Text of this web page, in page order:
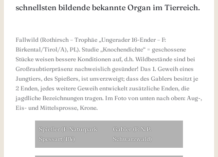
schnellsten bildende bekannte Organ im Tierreich.
Fallwild (Rothirsch – Trophäe „Ungerader 16-Ender – F:
Birkental/Tirol/A), PL). Studie „Knochendichte“ = geschossene
Stücke weisen bessere Konditionen auf, d.h. Wildbestände sind bei
Großraubtierpräsenz nachweislich gesünder! Das 1. Geweih eines
Jungtiers, des Spießers, ist unverzweigt; dass des Gablers besitzt je
2 Enden, jedes weitere Geweih entwickelt zusätzliche Enden, die
jagdliche Bezeichnungen tragen. Im Foto von unten nach oben: Aug-,
Eis- und Mittelsprosse, Krone.
Spießer (F: Naturpark
Spessart/BY)
Gabler (F: N.P.
Schwarzwald)